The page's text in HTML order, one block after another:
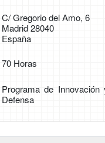
C/ Gregorio del Amo, 6
Madrid 28040
España
70 Horas
Programa de
Defensa